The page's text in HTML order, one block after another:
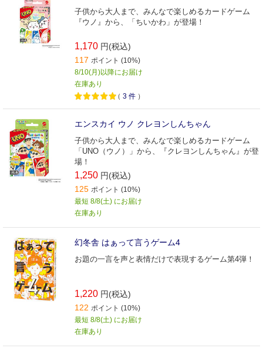
子供から大人まで、みんなで楽しめるカードゲーム
『ウノ』から、「ちいかわ」が登場！
1,170 円(税込)
117 ポイント (10%)
8/10(月)以降にお届け
在庫あり
（ 3 件 ）
エンスカイ ウノ クレヨンしんちゃん
子供から大人まで、みんなで楽しめるカードゲーム
「UNO（ウノ）」から、『クレヨンしんちゃん』が登
場！
1,250 円(税込)
125 ポイント (10%)
最短 8/8(土) にお届け
在庫あり
幻冬舎 はぁって言うゲーム4
お題の一言を声と表情だけで表現するゲーム第4弾！
1,220 円(税込)
122 ポイント (10%)
最短 8/8(土) にお届け
在庫あり